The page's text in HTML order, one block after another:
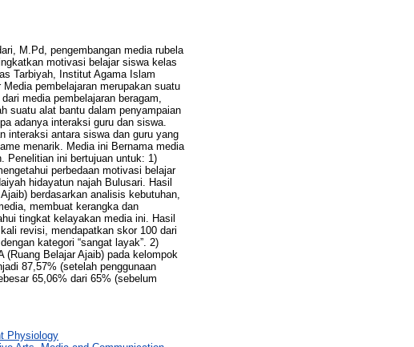
M.Pd, pengembangan media rubela
motivasi belajar siswa kelas
Tarbiyah, Institut Agama Islam
pembelajaran merupakan suatu
media pembelajaran beragam,
suatu alat bantu dalam penyampaian
adanya interaksi guru dan siswa.
interaksi antara siswa dan guru yang
menarik. Media ini Bernama media
Penelitian ini bertujuan untuk: 1)
perbedaan motivasi belajar
hidayatun najah Bulusari. Hasil
berdasarkan analisis kebutuhan,
membuat kerangka dan
tingkat kelayakan media ini. Hasil
revisi, mendapatkan skor 100 dari
kategori “sangat layak”. 2)
(Ruang Belajar Ajaib) pada kelompok
87,57% (setelah penggunaan
65,06% dari 65% (sebelum
Physiology